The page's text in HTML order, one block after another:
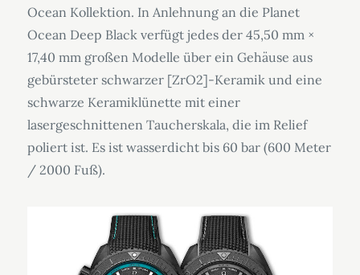
Ocean Kollektion. In Anlehnung an die Planet
Ocean Deep Black verfügt jedes der 45,50 mm ×
17,40 mm großen Modelle über ein Gehäuse aus
gebürsteter schwarzer [ZrO2]-Keramik und eine
schwarze Keramiklünette mit einer
lasergeschnittenen Taucherskala, die im Relief
poliert ist. Es ist wasserdicht bis 60 bar (600 Meter
/ 2000 Fuß).